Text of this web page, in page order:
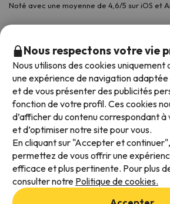
Noté avec une moyenne de 4,6/5 sur iOS et
Modes de paiement disponibles
Conditions générales d'utilisation
Nous respectons votre vie
Nous utilisons des cookies
une expérience de navigation
et de vous présenter des publicités
fonction de votre profil. Ces cookies
d’afficher du contenu correspondant à
et d’optimiser notre site pour vous.
En cliquant sur "Accepter et
permettez de vous offrir une
efficace et plus pertinente. Pour plus
consulter notre Politique de cookies.